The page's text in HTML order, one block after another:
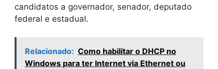
candidatos a governador, senador, deputado
federal e estadual.
Relacionado: Como habilitar o DHCP no
Windows para ter Internet via Ethernet ou